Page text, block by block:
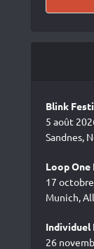
Blink
5 août
Sandnes,
Loop
17
Munich,
Individuel
26